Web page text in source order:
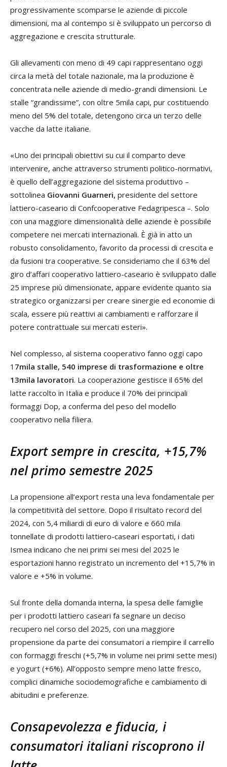
progressivamente scomparse le aziende di piccole
dimensioni, ma al contempo si è sviluppato un percorso di
aggregazione e crescita strutturale.
Gli allevamenti con meno di 49 capi rappresentano oggi
circa la metà del totale nazionale, ma la produzione è
concentrata nelle aziende di medio-grandi dimensioni. Le
stalle “grandissime”, con oltre 5mila capi, pur costituendo
meno del 5% del totale, detengono circa un terzo delle
vacche da latte italiane.
«Uno dei principali obiettivi su cui il comparto deve
intervenire, anche attraverso strumenti politico-normativi,
è quello dell’aggregazione del sistema produttivo –
sottolinea Giovanni Guarneri, presidente del settore
lattiero-caseario di Confcooperative Fedagripesca –. Solo
con una maggiore dimensionalità delle aziende è possibile
competere nei mercati internazionali. È già in atto un
robusto consolidamento, favorito da processi di crescita e
da fusioni tra cooperative. Se consideriamo che il 63% del
giro d’affari cooperativo lattiero-caseario è sviluppato dalle
25 imprese più dimensionate, appare evidente quanto sia
strategico organizzarsi per creare sinergie ed economie di
scala, essere più reattivi ai cambiamenti e rafforzare il
potere contrattuale sui mercati esteri».
Nel complesso, al sistema cooperativo fanno oggi capo
1 7mila stalle, 540 imprese di trasformazione e oltre
13mila lavoratori. La cooperazione gestisce il 65% del
latte raccolto in Italia e produce il 70% dei principali
formaggi Dop, a conferma del peso del modello
cooperativo nella filiera.
Export sempre in crescita, +15,7%
nel primo semestre 2025
La propensione all’export resta una leva fondamentale per
la competitività del settore. Dopo il risultato record del
2024, con 5,4 miliardi di euro di valore e 660 mila
tonnellate di prodotti lattiero-caseari esportati, i dati
Ismea indicano che nei primi sei mesi del 2025 le
esportazioni hanno registrato un incremento del +15,7% in
valore e +5% in volume.
Sul fronte della domanda interna, la spesa delle famiglie
per i prodotti lattiero caseari fa segnare un deciso
recupero nel corso del 2025, con una maggiore
propensione da parte dei consumatori a riempire il carrello
con formaggi freschi (+5,7% in volume nei primi sette mesi)
e yogurt (+6%). All’opposto sempre meno latte fresco,
complici dinamiche sociodemografiche e cambiamento di
abitudini e preferenze.
Consapevolezza e fiducia, i
consumatori italiani riscoprono il